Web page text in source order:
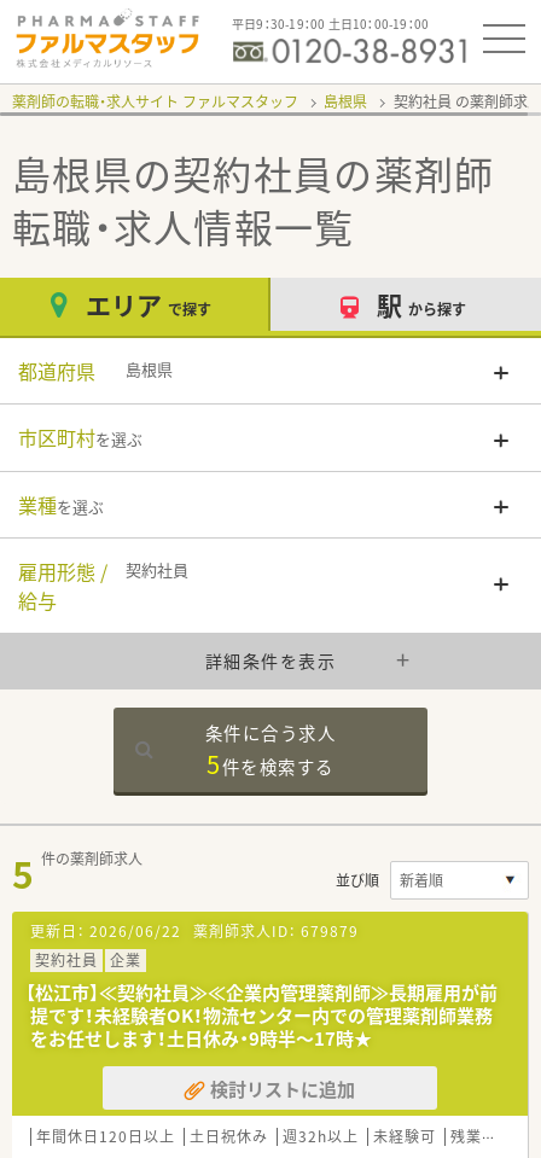
平日9：30-19：00 土日10：00-19：00
薬剤師の転職・求人サイト ファルマスタッフ 島根県 契約社員
島根県の契約社員の薬剤師
転職・求人情報一覧
エリア で探す 駅 から探す
都道府県 島根県
市区町村を選ぶ
業種を選ぶ
雇用形態 /
給与
契約社員
詳細条件を表示
条件に合う求人
5件を検索する
5 件の薬剤師求人
並び順
更新日： 2026/06/22 薬剤師求人ID： 679879
契約社員
企業
【松江市】≪契約社員≫≪企業内管理薬剤師≫長期雇用が前
提です！未経験者OK！物流センター内での管理薬剤師業務
をお任せします！土日休み・9時半～17時★
検討リストに追加
年間休日120日以上 土日祝休み 週32h以上 未経験可 残業なし(ほぼなし含む)